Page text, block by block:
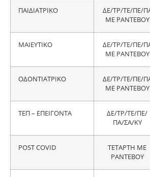
ΠΑΙΔΙΑΤΡΙΚΟ
ΔΕ/ΤΡ/ΤΕ/ΠΕ/
ΜΕ ΡΑΝΤΕΒΟΥ
ΜΑΙΕΥΤΙΚΟ
ΔΕ/ΤΡ/ΤΕ/ΠΕ/
ΜΕ ΡΑΝΤΕΒΟΥ
ΟΔΟΝΤΙΑΤΡΙΚΟ
ΔΕ/ΤΡ/ΤΕ/ΠΕ/
ΜΕ ΡΑΝΤΕΒΟΥ
ΤΕΠ – ΕΠΕΙΓΟΝΤΑ
ΔΕ/ΤΡ/ΤΕ/ΠΕ/
ΠΑ/ΣΑ/ΚΥ
POST COVID
ΤΕΤΑΡΤΗ ΜΕ
ΡΑΝΤΕΒΟΥ